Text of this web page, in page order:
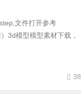
文件打开参考
3d模型模型素材下载，
38